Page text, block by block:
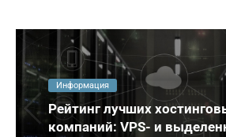
Информация
Рейтинг лучших
компаний: VPS- и